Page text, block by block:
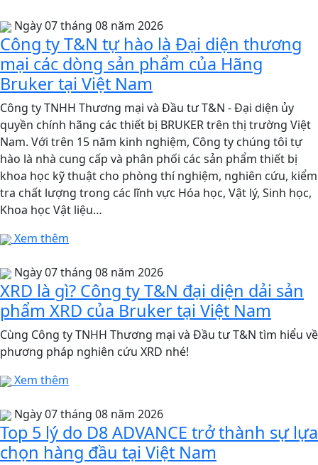
Ngày 07 tháng 08 năm 2026
Công ty T&N tự hào là Đại diện thương
mại các dòng sản phẩm của Hãng
Bruker tại Việt Nam
Công ty TNHH Thương mại và Đầu tư T&N - Đại diện ủy
quyền chính hãng các thiết bị BRUKER trên thị trường Việt
Nam. Với trên 15 năm kinh nghiệm, Công ty chúng tôi tự
hào là nhà cung cấp và phân phối các sản phẩm thiết bị
khoa học kỹ thuật cho phòng thí nghiệm, nghiên cứu, kiểm
tra chất lượng trong các lĩnh vực Hóa học, Vật lý, Sinh học,
Khoa học Vật liệu…
Xem thêm
Ngày 07 tháng 08 năm 2026
XRD là gì? Công ty T&N đại diện dải sản
phẩm XRD của Bruker tại Việt Nam
Cùng Công ty TNHH Thương mại và Đầu tư T&N tìm hiểu về
phương pháp nghiên cứu XRD nhé!
Xem thêm
Ngày 07 tháng 08 năm 2026
Top 5 lý do D8 ADVANCE trở thành sự lựa
chọn hàng đầu tại Việt Nam